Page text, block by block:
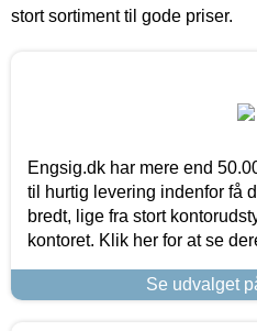
stort sortiment til gode priser.
Engsig.dk har mere end
til hurtig levering indenfor få
bredt, lige fra stort
kontoret. Klik her for at se
Se udvalget